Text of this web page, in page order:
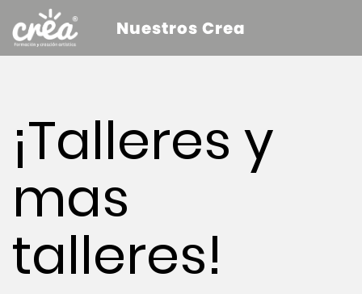
Nuestros Crea
¡Talleres y
mas
talleres!